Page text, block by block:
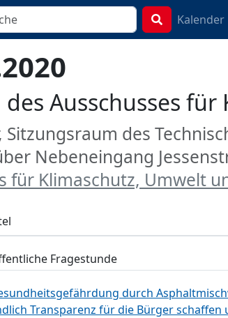
Kalender
Ausschusses
Sitzungsraum des
Nebeneingang
für Klimaschutz, Umwelt
Fragestunde
durch
Transparenz für die Bürger